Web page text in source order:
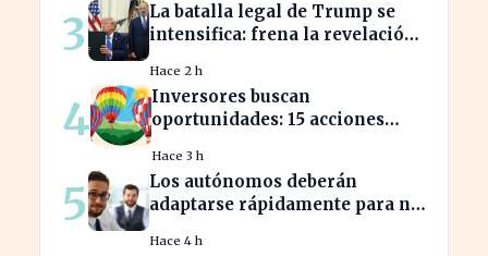
3
La batalla legal de Trump se
intensifica: frena la revelación
Hace 2 h
4
Inversores buscan
oportunidades: 15 acciones
bursátil
Hace 3 h
5
Los autónomos deberán
adaptarse rápidamente para no
nóminas
Hace 4 h